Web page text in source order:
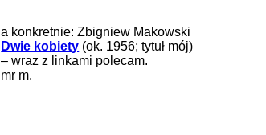
a konkretnie: Zbigniew Makowski
Dwie kobiety (ok. 1956; tytuł mój)
– wraz z linkami polecam.
mr m.